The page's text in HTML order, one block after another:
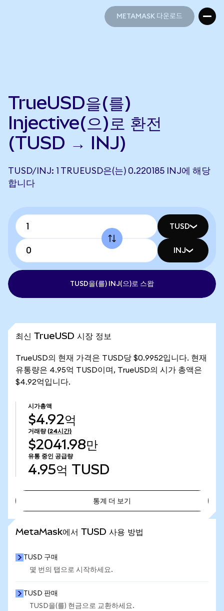
METAMASK 다운로드
TrueUSD을(를)
Injective(으)로 환전
(TUSD → INJ)
TUSD/INJ: 1 TRUEUSD은(는) 0.220185 INJ에 해당
합니다
TUSD
INJ
TUSD을(를) INJ(으)로 스왑
최신 TrueUSD 시장 정보
TrueUSD의 현재 가격은 TUSD당 $0.9952입니다. 현재
유통량은 4.95억 TUSD이며, TrueUSD의 시가 총액은
$4.92억입니다.
시가총액
$4.92억
거래량 (24시간)
$2041.98만
유통 중인 공급량
4.95억 TUSD
통계 더 보기
MetaMask에서 TUSD 사용 방법
TUSD 구매
몇 번의 탭으로 시작하세요.
TUSD 판매
TUSD을(를) 현금으로 교환하세요.